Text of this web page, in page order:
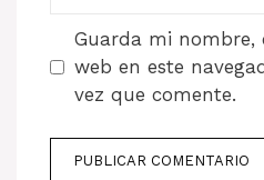
Guarda mi nombre,
web en este
vez que comente.